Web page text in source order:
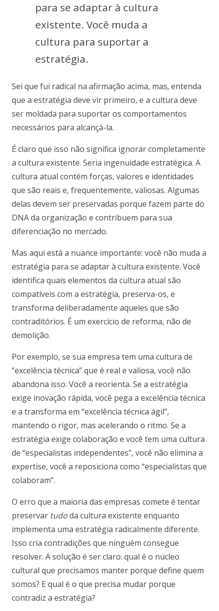
para se adaptar à cultura
existente. Você muda a
cultura para suportar a
estratégia.
Sei que fui radical na afirmação acima, mas, entenda
que a estratégia deve vir primeiro, e a cultura deve
ser moldada para suportar os comportamentos
necessários para alcançá-la.
É claro que isso não significa ignorar completamente
a cultura existente. Seria ingenuidade estratégica. A
cultura atual contém forças, valores e identidades
que são reais e, frequentemente, valiosas. Algumas
delas devem ser preservadas porque fazem parte do
DNA da organização e contribuem para sua
diferenciação no mercado.
Mas aqui está a nuance importante: você não muda a
estratégia para se adaptar à cultura existente. Você
identifica quais elementos da cultura atual são
compatíveis com a estratégia, preserva-os, e
transforma deliberadamente aqueles que são
contraditórios. É um exercício de reforma, não de
demolição.
Por exemplo, se sua empresa tem uma cultura de
“excelência técnica” que é real e valiosa, você não
abandona isso. Você a reorienta. Se a estratégia
exige inovação rápida, você pega a excelência técnica
e a transforma em “excelência técnica ágil”,
mantendo o rigor, mas acelerando o ritmo. Se a
estratégia exige colaboração e você tem uma cultura
de “especialistas independentes”, você não elimina a
expertise, você a reposiciona como “especialistas que
colaboram”.
O erro que a maioria das empresas comete é tentar
preservar tudoda cultura existente enquanto
implementa uma estratégia radicalmente diferente.
Isso cria contradições que ninguém consegue
resolver. A solução é ser claro: qual é o núcleo
cultural que precisamos manter porque define quem
somos? E qual é o que precisa mudar porque
contradiz a estratégia?